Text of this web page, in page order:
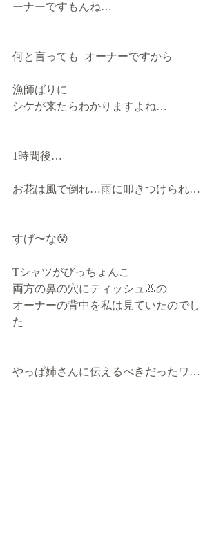
ーナーですもんね…
何と言っても  オーナーですから
漁師ばりに
シケが来たらわかりますよね…
1時間後…
お花は風で倒れ…雨に叩きつけられ…
すげ〜な😵
Tシャツがびっちょんこ
両方の鼻の穴にティッシュ👃の
オーナーの背中を私は見ていたのでし
た
やっぱ姉さんに伝えるべきだったワ…